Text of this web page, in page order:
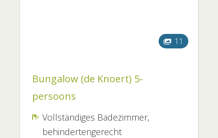
11
Bungalow (de Knoert) 5-
persoons
 Vollständiges Badezimmer,
behindertengerecht